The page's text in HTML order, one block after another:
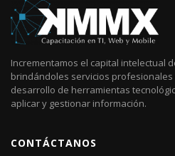
Incrementamos el capital intelectual
brindándoles servicios
desarrollo de herramientas
aplicar y gestionar información.
CONTÁCTANOS